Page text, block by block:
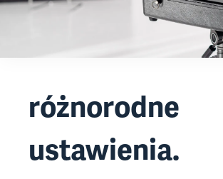
różnorodne
ustawienia.